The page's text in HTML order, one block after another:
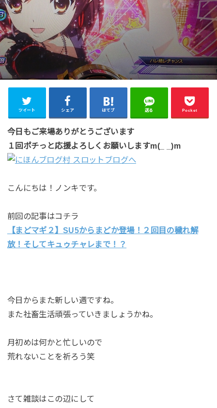
ツイート シェア はてブ 送る Pocket
今日もご来場ありがとうございます
１回ポチっと応援よろしくお願いしますm(_ _)m
こんにちは！ノンキです。
前回の記事はコチラ
【まどマギ２】SU5からまどか登場！２回目の穢れ解
放！そしてキュゥチャレまで！？
今日からまた新しい週ですね。
また社畜生活頑張っていきましょうかね。
月初めは何かと忙しいので
荒れないことを祈ろう笑
さて雑談はこの辺にして